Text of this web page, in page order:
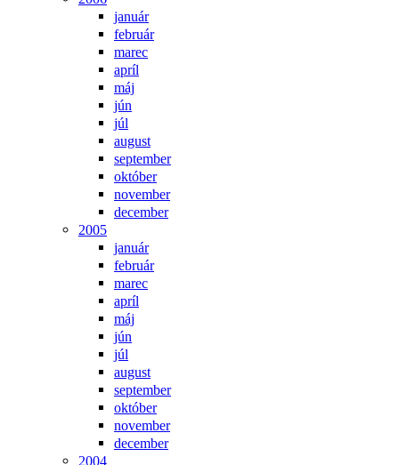
január
február
marec
apríl
máj
jún
júl
august
september
október
november
december
2005
január
február
marec
apríl
máj
jún
júl
august
september
október
november
december
2004